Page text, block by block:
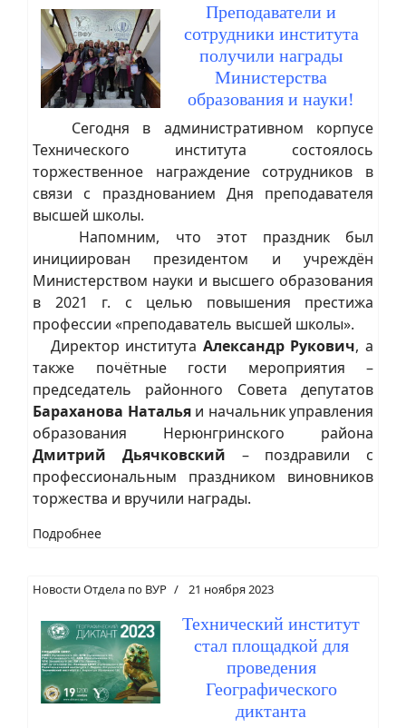
Преподаватели и
сотрудники института
получили награды
Министерства
образования и науки!
Сегодня в административном корпусе
Технического института состоялось
торжественное награждение сотрудников в
связи с празднованием Дня преподавателя
высшей школы.
Напомним, что этот праздник был
инициирован президентом и учреждён
Министерством науки и высшего образования
в 2021 г. с целью повышения престижа
профессии «преподаватель высшей школы».
Директор института Александр Рукович, а
также почётные гости мероприятия –
председатель районного Совета депутатов
Бараханова Натальяи начальник управления
образования Нерюнгринского района
Дмитрий Дьячковский – поздравили с
профессиональным праздником виновников
торжества и вручили награды.
Подробнее
Новости Отдела по ВУР 21 ноября 2023
Технический институт
стал площадкой для
проведения
Географического
диктанта